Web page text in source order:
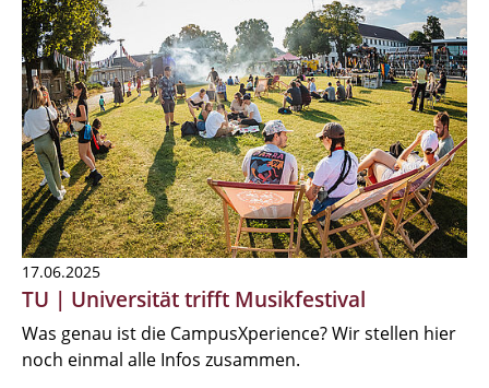
17.06.2025
TU | Universität trifft Musikfestival
Was genau ist die CampusXperience? Wir stellen hier
noch einmal alle Infos zusammen.